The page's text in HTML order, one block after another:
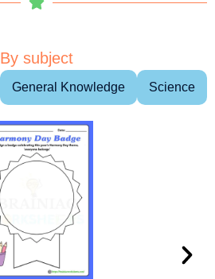
By subject
General Knowledge Science